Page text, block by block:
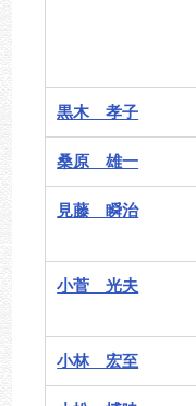
黒木 孝子
桑原 雄一
見藤 瞬治
小菅 光夫
小林 宏至